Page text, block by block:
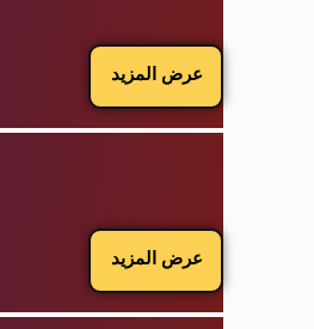
عرض المزيد
عرض المزيد